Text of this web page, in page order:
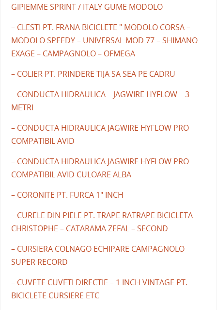
GIPIEMME SPRINT / ITALY GUME MODOLO
– CLESTI PT. FRANA BICICLETE " MODOLO CORSA –
MODOLO SPEEDY – UNIVERSAL MOD 77 – SHIMANO
EXAGE – CAMPAGNOLO – OFMEGA
– COLIER PT. PRINDERE TIJA SA SEA PE CADRU
– CONDUCTA HIDRAULICA – JAGWIRE HYFLOW – 3
METRI
– CONDUCTA HIDRAULICA JAGWIRE HYFLOW PRO
COMPATIBIL AVID
– CONDUCTA HIDRAULICA JAGWIRE HYFLOW PRO
COMPATIBIL AVID CULOARE ALBA
– CORONITE PT. FURCA 1" INCH
– CURELE DIN PIELE PT. TRAPE RATRAPE BICICLETA –
CHRISTOPHE – CATARAMA ZEFAL – SECOND
– CURSIERA COLNAGO ECHIPARE CAMPAGNOLO
SUPER RECORD
– CUVETE CUVETI DIRECTIE – 1 INCH VINTAGE PT.
BICICLETE CURSIERE ETC